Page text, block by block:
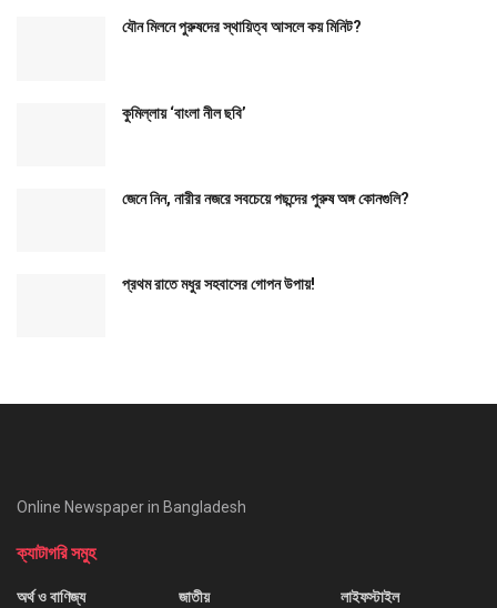
যৌন মিলনে পুরুষদের স্থায়িত্ব আসলে কয় মিনিট?
কুমিল্লায় ‘বাংলা নীল ছবি’
জেনে নিন, নারীর নজরে সবচেয়ে পছন্দের পুরুষ অঙ্গ কোনগুলি?
প্রথম রাতে মধুর সহবাসের গোপন উপায়!
Online Newspaper in Bangladesh
ক্যাটাগরি সমুহ
অর্থ ও বাণিজ্য
জাতীয়
লাইফস্টাইল